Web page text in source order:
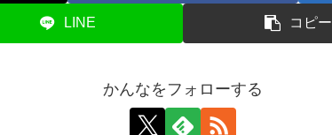
LINE コピー
かんなをフォローする